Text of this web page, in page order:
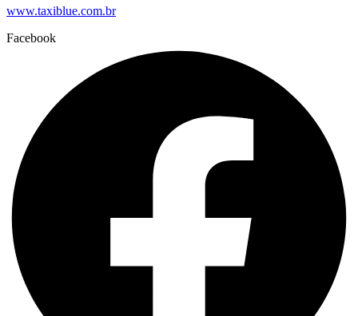
www.taxiblue.com.br
Facebook